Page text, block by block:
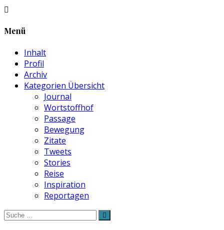
Menü
Inhalt
Profil
Archiv
Kategorien Übersicht
Journal
Wortstoffhof
Passage
Bewegung
Zitate
Tweets
Stories
Reise
Inspiration
Reportagen
Suche
nach: